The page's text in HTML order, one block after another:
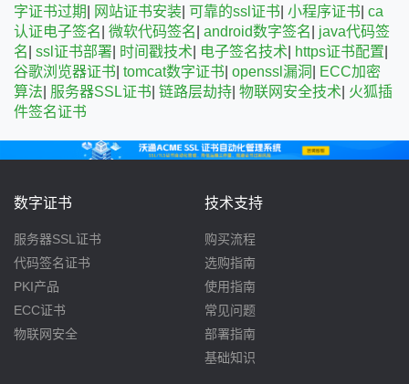
字证书过期
网站证书安装 可靠的ssl证书 |小程序证书 |ca
认证电子签名 |微软代码签名 |android数字签名
java代码签
名 |ssl证书部署 时间戳技术 电子签名技术 https证书配置
谷歌浏览器证书 |tomcat数字证书 |openssl漏洞
ECC加密
算法 服务器SSL证书 |链路层劫持 |物联网安全技术 火狐插
件签名证书
数字证书
服务器SSL证书
代码签名证书
PKI产品
ECC证书
物联网安全
技术支持
购买流程
选购指南
使用指南
常见问题
部署指南
基础知识